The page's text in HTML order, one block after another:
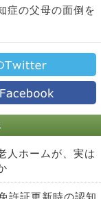
症の父母の面倒を
人ホームが、実は
許証更新時の認知